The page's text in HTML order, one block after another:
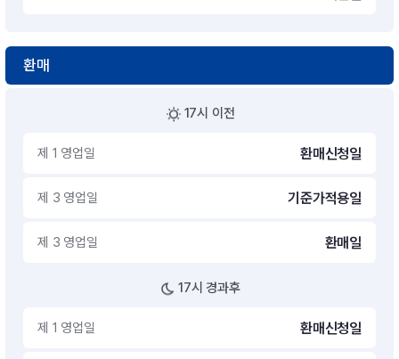
환매
17시 이전
제 1 영업일 환매신청일
제 3 영업일 기준가적용일
제 3 영업일 환매일
17시 경과후
제 1 영업일 환매신청일